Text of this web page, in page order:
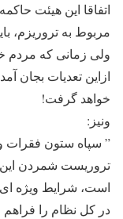
اتفاقا این هیئت
مربوط به تروریزم،
ولی زمانی که مردم
ازاین تعدیات بجان
خواهد گرفت!
ونیز:
” سپاه ستون فقرات
تروریست شمردن این
است، شرایط ویژه اى
در کل نظام را فراهم